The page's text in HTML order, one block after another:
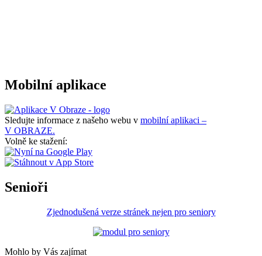
Mobilní aplikace
Sledujte informace z našeho webu v mobilní aplikaci –
V OBRAZE.
Volně ke stažení:
Senioři
Zjednodušená verze stránek nejen pro seniory
Mohlo by Vás zajímat